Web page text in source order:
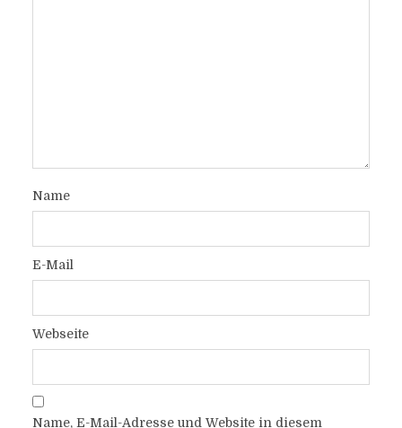
Name
E-Mail
Webseite
Name, E-Mail-Adresse und Website in diesem